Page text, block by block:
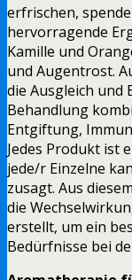
erfrischen,
hervorragende
Kamille und
und Augentrost.
die Ausgleich und
Behandlung
Entgiftung,
Jedes Produkt ist
jede/r Einzelne
zusagt. Aus
die
erstellt, um ein
Bedürfnisse bei